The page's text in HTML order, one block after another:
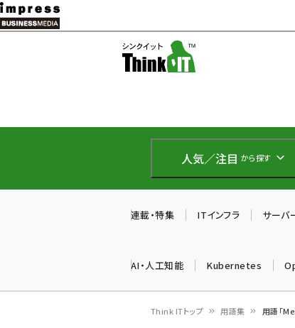
メ
イ
テ
に
人気／注目 から探す
連載・特集 ITインフラ サーバ
AI・人工知能 Kubernetes
Think ITトップ 用語集 用語「